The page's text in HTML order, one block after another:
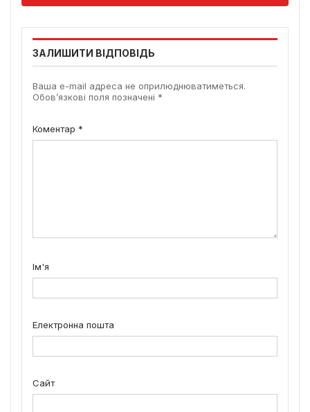
ЗАЛИШИТИ ВІДПОВІДЬ
Ваша e-mail адреса не оприлюднюватиметься.
Обов’язкові поля позначені *
Коментар *
Ім'я
Електронна пошта
Сайт